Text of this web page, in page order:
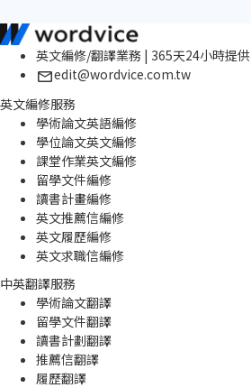
英文編修/翻譯業務 | 365天24小時提供
edit@wordvice.com.tw
英文編修服務
學術論文英語編修
學位論文英文編修
課堂作業英文編修
留學文件編修
讀書計畫編修
英文推薦信編修
英文履歷編修
英文求職信編修
中英翻譯服務
學術論文翻譯
留學文件翻譯
讀書計劃翻譯
推薦信翻譯
履歷翻譯